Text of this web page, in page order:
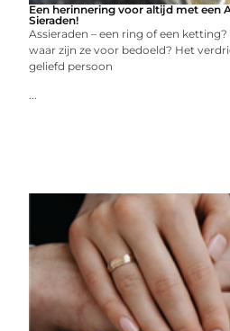
Een herinnering voor altijd met een
Sieraden!
Assieraden – een ring of een
waar zijn ze voor bedoeld? Het
geliefd persoon
...